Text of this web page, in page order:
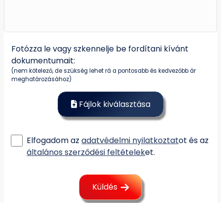
Fotózza le vagy szkennelje be fordítani kívánt
dokumentumait:
(nem kötelező, de szükség lehet rá a pontosabb és kedvezőbb ár
meghatározásához)
Fájlok kiválasztása
Elfogadom azadatvédelmi nyilatkoztatot és az
általános szerződési feltételeket.
Küldés